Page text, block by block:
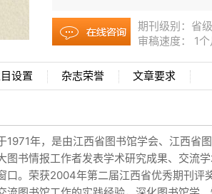
期刊级别： 省
审稿速度： 1
设置 杂志荣誉 文章要求
1971年，是由江西省图书馆学会、江西省
图书情报工作者发表学术研究成果、交流
口。荣获2004年第二届江西省优秀期刊评